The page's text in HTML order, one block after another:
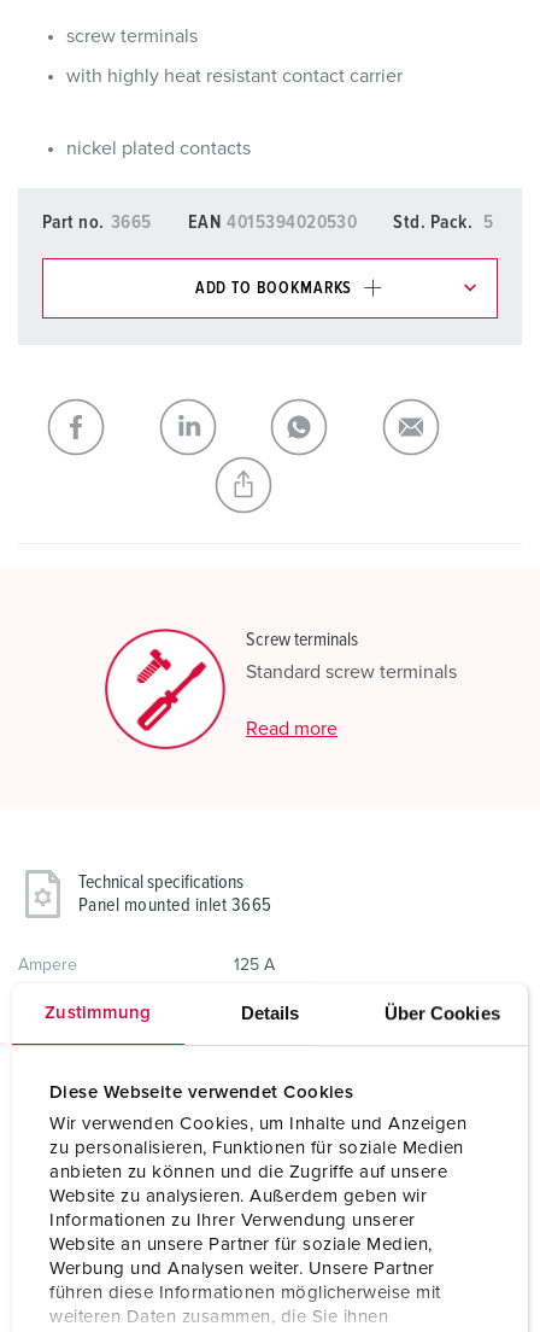
Zustimmung Details Über Cookies
Diese Webseite verwendet Cookies
Wir verwenden Cookies, um Inhalte und Anzeigen
zu personalisieren, Funktionen für soziale Medien
anbieten zu können und die Zugriffe auf unsere
Website zu analysieren. Außerdem geben wir
Informationen zu Ihrer Verwendung unserer
Website an unsere Partner für soziale Medien,
Werbung und Analysen weiter. Unsere Partner
führen diese Informationen möglicherweise mit
weiteren Daten zusammen, die Sie ihnen
screw terminals
with highly heat resistant contact carrier
nickel plated contacts
Part no. 3665 EAN 4015394020530 Std. Pack. 5
ADD TO BOOKMARKS
My list ADD
CREATE A NEW LIST
Screw terminals
Standard screw terminals
Read more
Technical specifications
Panel mounted inlet 3665
Ampere 125 A
Poles 3 p
Clock position
50-60 Hz
Connection technology Screw terminals
Contact
highly heat resistant contact carrier
nickel plated contacts